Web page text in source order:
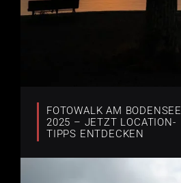
FOTOWALK AM BODENSEE
2025 – JETZT LOCATION-
TIPPS ENTDECKEN